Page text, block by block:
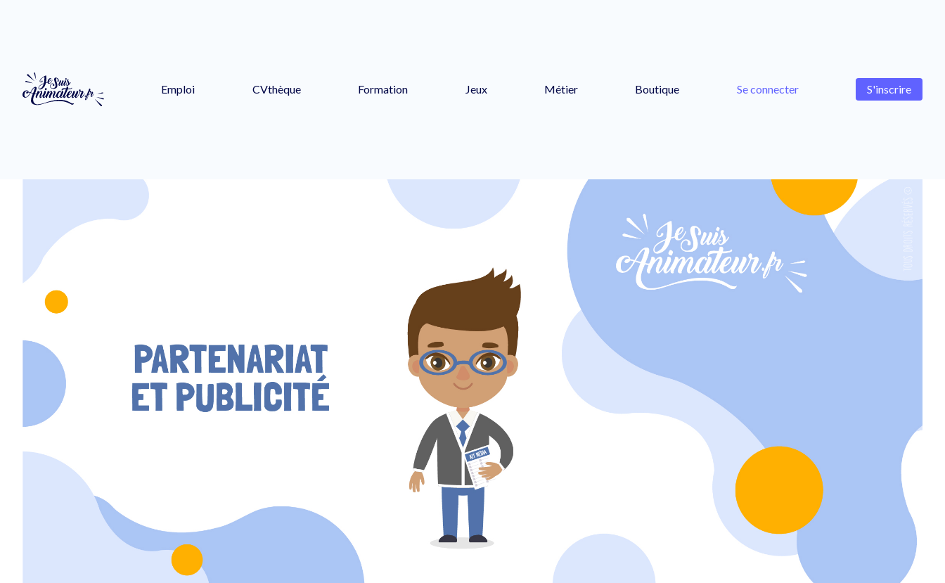
Emploi CVthèque Formation Jeux Métier Boutique Se connecter S'inscrire